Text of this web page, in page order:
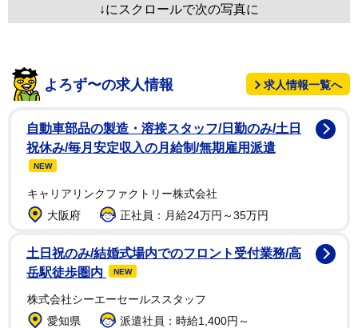
↓にスクロールで次の写真に
よろず〜の求人情報 求人情報一覧へ
自動車部品の製造・溶接スタッフ/日勤のみ/土日
祝休み/毎月安定収入の月給制/無期雇用派遣
NEW
キャリアリンクファクトリー株式会社
大阪府
正社員：月給24万円～35万円
土日祝のみ/結婚式場内でのフロント受付業務/高
岳駅徒歩圏内
NEW
株式会社シーエーセールススタッフ
愛知県
派遣社員：時給1,400円～